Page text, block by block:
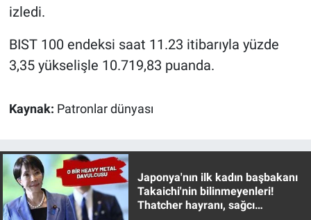
izledi.
BIST 100 endeksi saat 11.23 itibarıyla yüzde
3,35 yükselişle 10.719,83 puanda.
Kaynak: Patronlar dünyası
Japonya'nın ilk kadın başbakanı
Takaichi'nin bilinmeyenleri!
Thatcher hayranı, sağcı
Spor
Teknoloji
Yerel Gündem
Yerel Yaşam